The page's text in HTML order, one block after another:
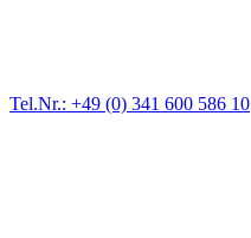
Tel.Nr.: +49 (0) 341 600 586 10